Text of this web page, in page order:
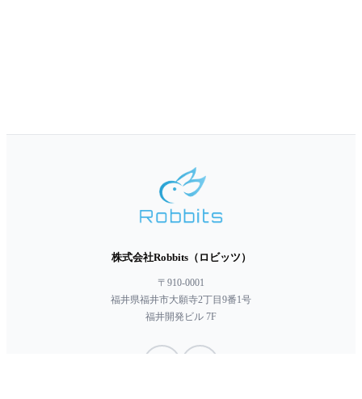
株式会社Robbits（ロビッツ）
〒910-0001
福井県福井市大願寺2丁目9番1号
福井開発ビル 7F